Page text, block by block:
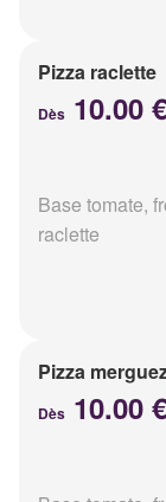
Pizza raclette
Dès 10.00 €
Base tomate,
raclette
Pizza
Dès 10.00 €